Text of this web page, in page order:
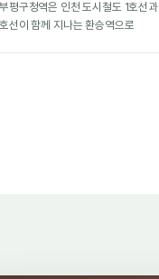
부평구청역은 인천 도시철도 1호선
호선이 함께 지나는 환승역으로